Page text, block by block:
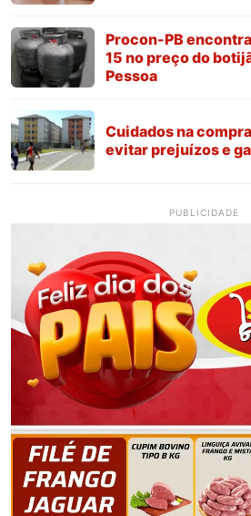
Procon-PB
15 no preço do
Pessoa
Cuidados na
evitar prejuízos e
PUBLICIDADE